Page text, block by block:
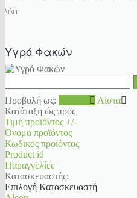
\r\n
Υγρό Φακών
Προβολή ως:
Λίστα
Κατάταξη ώς προς
Τιμή προϊόντος +/-
Όνομα προϊόντος
Κωδικός προϊόντος
Product id
Παραγγελίες
Κατασκευαστής:
Επιλογή Κατασκευαστή